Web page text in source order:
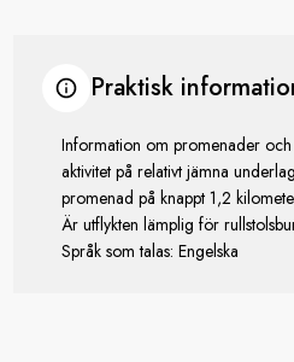
Praktisk
Information om promenader och
aktivitet på relativt jämna
promenad på knappt 1,2
Är utflykten lämplig för
Språk som talas: Engelska